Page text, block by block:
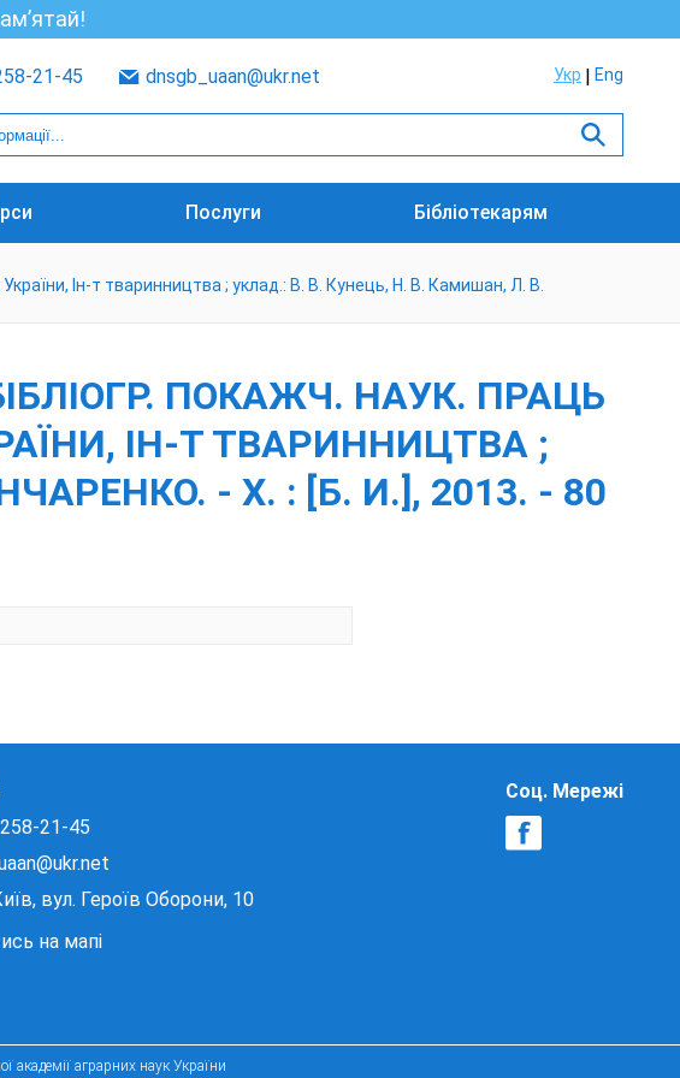
21-45 dnsgb_uaan@ukr.net Укр Eng
Послуги Бібліотекарям
Ін-т тваринництва ; уклад.: В. В. Кунець, Н. В. Камишан, Л. В.
ПОКАЖЧ. НАУК. ПРАЦЬ
ІН-Т ТВАРИННИЦТВА ;
- Х. : [Б. И.], 2013. - 80
21-45
вул. Героїв Оборони, 10
на мапі
Соц. Мережі
академії аграрних наук України